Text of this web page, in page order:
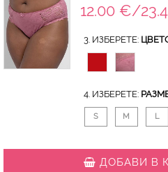
12.00 €/
3. ИЗБЕРЕТЕ:
4. ИЗБЕРЕТЕ:
S M L
ДОБАВИ В